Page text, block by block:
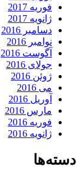
فوریه 2017
ژانویه 2017
دسامبر 2016
نوامبر 2016
آگوست 2016
جولای 2016
ژوئن 2016
می 2016
آوریل 2016
مارس 2016
فوریه 2016
ژانویه 2016
دسته‌ها